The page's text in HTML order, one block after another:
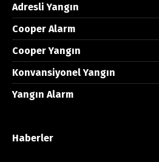
Adresli Yangın
Cooper Alarm
Cooper Yangın
Konvansiyonel Yangın
Yangın Alarm
Haberler